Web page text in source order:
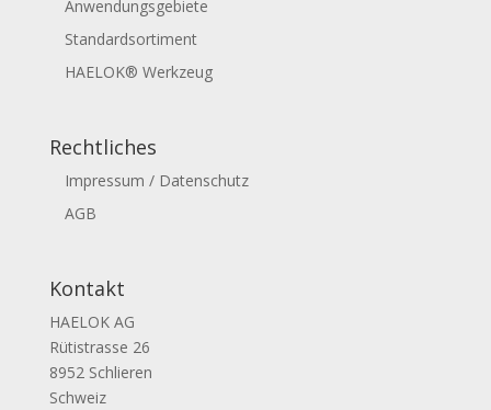
Anwendungsgebiete
Standardsortiment
HAELOK® Werkzeug
Rechtliches
Impressum / Datenschutz
AGB
Kontakt
HAELOK AG
Rütistrasse 26
8952 Schlieren
Schweiz